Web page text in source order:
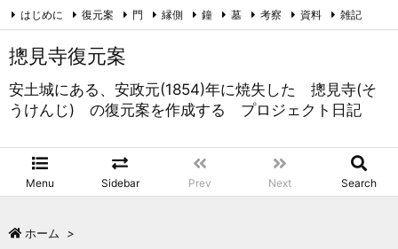
摠見寺復元案
安土城にある、安政元(1854)年に焼失した 摠見寺(そ
うけんじ) の復元案を作成する プロジェクト日記
Menu Sidebar Prev Next Search
はじめに 復元案 門 縁側 鐘 墓 考察 資料 雑記
未分類
ホーム >